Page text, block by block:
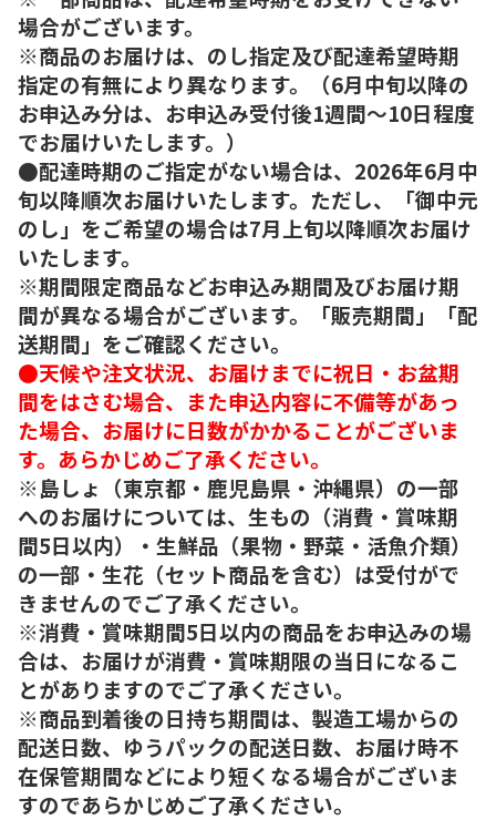
場合がございます。
※商品のお届けは、のし指定及び配達希望時期
指定の有無により異なります。（6月中旬以降の
お申込み分は、お申込み受付後1週間～10日程度
でお届けいたします。）
●配達時期のご指定がない場合は、2026年6月中
旬以降順次お届けいたします。ただし、「御中元
のし」をご希望の場合は7月上旬以降順次お届け
いたします。
※期間限定商品などお申込み期間及びお届け期
間が異なる場合がございます。「販売期間」「配
送期間」をご確認ください。
●天候や注文状況、お届けまでに祝日・お盆期
間をはさむ場合、また申込内容に不備等があっ
た場合、お届けに日数がかかることがございま
す。あらかじめご了承ください。
※島しょ（東京都・鹿児島県・沖縄県）の一部
へのお届けについては、生もの（消費・賞味期
間5日以内）・生鮮品（果物・野菜・活魚介類）
の一部・生花（セット商品を含む）は受付がで
きませんのでご了承ください。
※消費・賞味期間5日以内の商品をお申込みの場
合は、お届けが消費・賞味期限の当日になるこ
とがありますのでご了承ください。
※商品到着後の日持ち期間は、製造工場からの
配送日数、ゆうパックの配送日数、お届け時不
在保管期間などにより短くなる場合がございま
すのであらかじめご了承ください。